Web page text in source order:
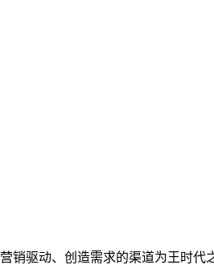
销驱动、创造需求的渠道为王时代